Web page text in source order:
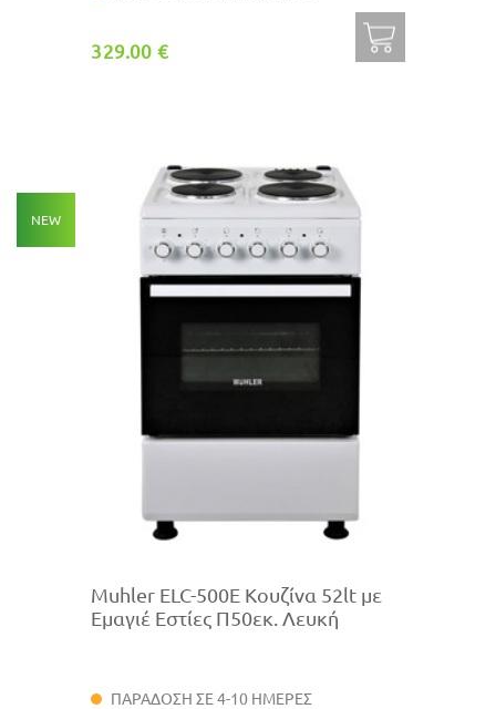
329.00 €
NEW
Muhler ELC-500E Κουζίνα 52lt με
Εμαγιέ Εστίες Π50εκ. Λευκή
ΠΑΡΑΔΟΣΗ ΣΕ 4-10 ΗΜΕΡΕΣ